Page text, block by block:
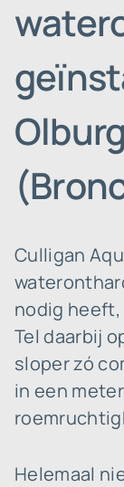
Culligan
nodig heeft,
Tel daarbij
sloper zó
in een
Helemaal